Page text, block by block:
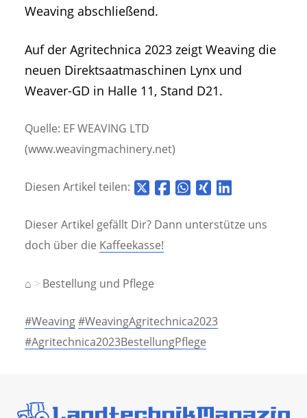
Weaving abschließend.
Auf der Agritechnica 2023 zeigt Weaving die
neuen Direktsaatmaschinen Lynx und
Weaver-GD in Halle 11, Stand D21.
Quelle: EF WEAVING LTD
(www.weavingmachinery.net)
Diesen Artikel teilen:
Dieser Artikel gefällt Dir? Dann unterstütze uns
doch über die Kaffeekasse!
⌂ Bestellung und Pflege
#Weaving#WeavingAgritechnica2023
#Agritechnica2023BestellungPflege